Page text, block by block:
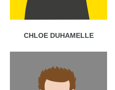
CHLOE DUHAMELLE